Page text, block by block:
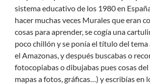
sistema educativo de los 1980 en
hacer muchas veces Murales que eran
cosas para aprender, se cogía una
poco chillón y se ponía el título del
el Amazonas, y después buscabas o
fotocopiabas o dibujabas pues cosas
mapas a fotos, gráficas…) y escribías en